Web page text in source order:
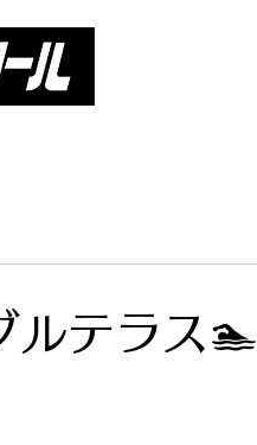
ルテラス🏊